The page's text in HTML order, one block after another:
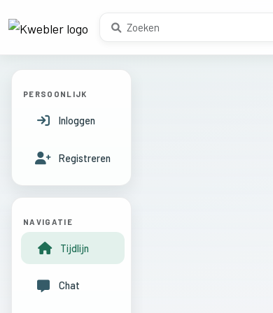
PERSOONLIJK
Inloggen
Registreren
NAVIGATIE
Tijdlijn
Chat